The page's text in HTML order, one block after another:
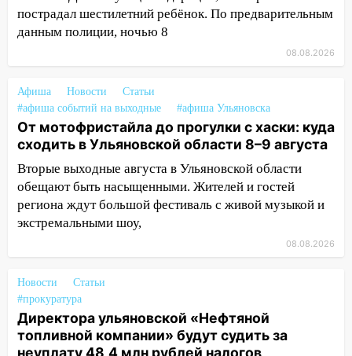
13:12 Дерево пробило крышу дома на
Новгородской в Ульяновске и рухнуло
13:10
В Заволжском районе дерево
упало во дворе
13:08 Ураган ударил по Ульяновску:
сорванные крыши, поваленные деревья,
затопленные улицы и остановившиеся
трамваи
12:17 Ульяновск накрыл крупный град:
после ливня город снова уходит под
12:12
Прокуратура взяла на контроль
ДТП с шестилетним ребёнком на улице
Федерации
12:01 Пьяная женщина сбила
пострадал шестилетний ребёнок. По предварительным
данным полиции, ночью 8
08.08.2026
Афиша Новости
Статьи
#афиша событий на выходные
#афиша Ульяновска
От мотофристайла до прогулки с хаски: куда
сходить в Ульяновской области 8–9 августа
Вторые выходные августа в Ульяновской области
обещают быть насыщенными. Жителей и гостей
региона ждут большой фестиваль с живой музыкой и
экстремальными шоу,
08.08.2026
Новости
Статьи
#прокуратура
Директора ульяновской «Нефтяной
топливной компании» будут судить за
неуплату 48,4 млн рублей налогов